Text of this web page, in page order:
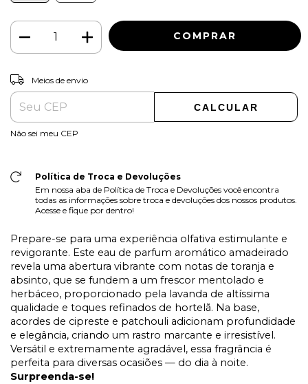
Entregas para o CEP:
Meios de envio
CALCULAR
Não sei meu CEP
Política de Troca e Devoluções
Em nossa aba de Política de Troca e Devoluções você encontra
todas as informações sobre troca e devoluções dos nossos produtos.
Acesse e fique por dentro!
Prepare-se para uma experiência olfativa estimulante e
revigorante. Este eau de parfum aromático amadeirado
revela uma abertura vibrante com notas de toranja e
absinto, que se fundem a um frescor mentolado e
herbáceo, proporcionado pela lavanda de altíssima
qualidade e toques refinados de hortelã. Na base,
acordes de cipreste e patchouli adicionam profundidade
e elegância, criando um rastro marcante e irresistível.
Versátil e extremamente agradável, essa fragrância é
perfeita para diversas ocasiões — do dia à noite.
Surpreenda-se!